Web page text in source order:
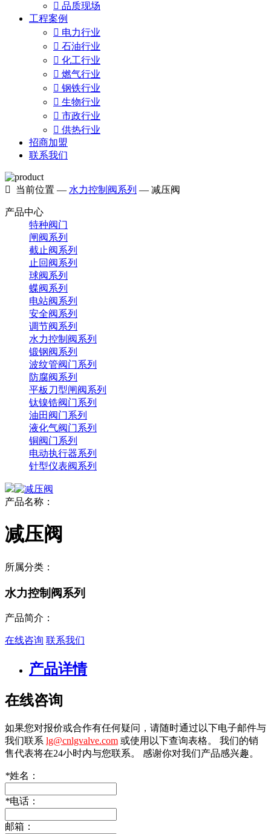
 品质现场
工程案例
 电力行业
 石油行业
 化工行业
 燃气行业
 钢铁行业
 生物行业
 市政行业
 供热行业
招商加盟
联系我们
 当前位置 — 水力控制阀系列 — 减压阀
产品中心
特种阀门
闸阀系列
截止阀系列
止回阀系列
球阀系列
蝶阀系列
电站阀系列
安全阀系列
调节阀系列
水力控制阀系列
锻钢阀系列
波纹管阀门系列
防腐阀系列
平板刀型闸阀系列
钛镍锆阀门系列
油田阀门系列
液化气阀门系列
铜阀门系列
电动执行器系列
针型仪表阀系列
产品名称：
减压阀
所属分类：
水力控制阀系列
产品简介：
在线咨询 联系我们
产品详情
在线咨询
如果您对报价或合作有任何疑问，请随时通过以下电子邮件与
我们联系 lg@cnlgvalve.com 或使用以下查询表格。 我们的销
售代表将在24小时内与您联系。 感谢你对我们产品感兴趣。
*姓名：
*电话：
邮箱：